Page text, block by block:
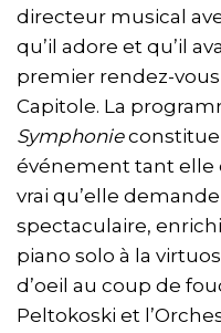
directeur musical
qu’il adore et qu’il
premier rendez-vous
Capitole. La
Symphonieconstitue
événement tant elle
vrai qu’elle
spectaculaire,
piano solo à la
d’oeil au coup de
Peltokoski et